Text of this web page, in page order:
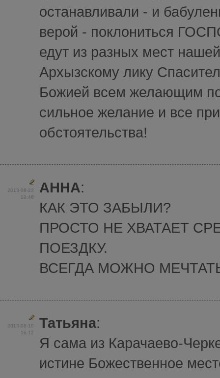
останавливали - и
верой - поклониться
едут из разных мест
Архызскому лику
Божией всем желающим
сильное желание и все
обстоятельства!
2013-08-23
10:46
АННА:
КАК ЭТО ЗАБЫЛИ?
ПРОСТО НЕ ХВАТАЕТ
ПОЕЗДКУ.
ВСЕГДА МОЖНО
2013-08-19
16:12
Татьяна:
Я сама из Карачаево-
истине Божественное